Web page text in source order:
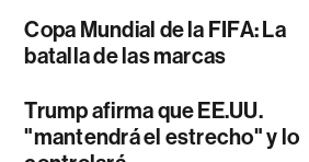
Copa Mundial de la FIFA: La
batalla de las marcas
Trump afirma que EE.UU.
"mantendrá el estrecho" y lo